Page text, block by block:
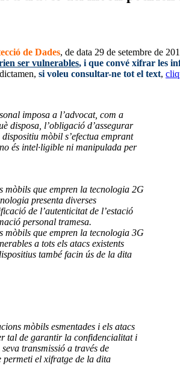
de Dades, de data 29 de setembre de
ser vulnerables, i que convé xifrar les
si voleu consultar-ne tot el text,
imposa a l’advocat, com a
disposa, l’obligació d’assegurar
mòbil s’efectua emprant
és intel·ligible ni manipulada per
mòbils que empren la tecnologia 2G
presenta diverses
de l’autenticitat de l’estació
personal tramesa.
mòbils que empren la tecnologia 3G
a tots els atacs existents
també facin ús de la dita
mòbils esmentades i els atacs
tal de garantir la confidencialitat i
transmissió a través de
permeti el xifratge de la dita